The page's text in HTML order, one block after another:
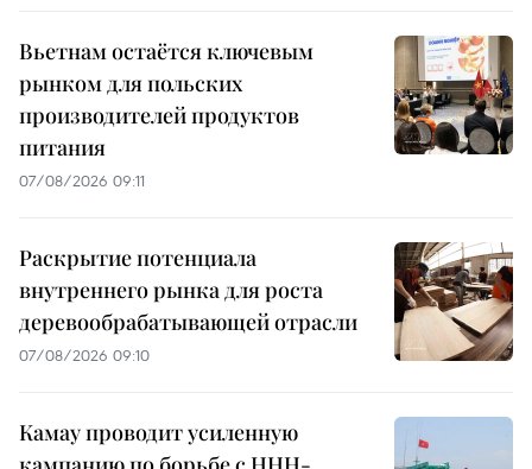
Вьетнам остаётся ключевым
рынком для польских
производителей продуктов
питания
07/08/2026 09:11
Раскрытие потенциала
внутреннего рынка для роста
деревообрабатывающей отрасли
07/08/2026 09:10
Камау проводит усиленную